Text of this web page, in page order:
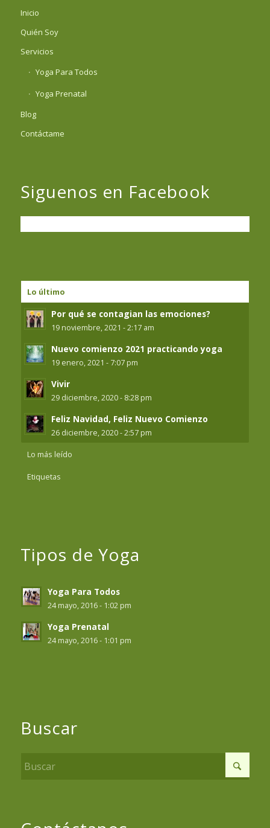
Inicio
Quién Soy
Servicios
Yoga Para Todos
Yoga Prenatal
Blog
Contáctame
Siguenos en Facebook
Lo último
Por qué se contagian las emociones?
19 noviembre, 2021 - 2:17 am
Nuevo comienzo 2021 practicando yoga
19 enero, 2021 - 7:07 pm
Vivir
29 diciembre, 2020 - 8:28 pm
Feliz Navidad, Feliz Nuevo Comienzo
26 diciembre, 2020 - 2:57 pm
Lo más leído
Etiquetas
Tipos de Yoga
Yoga Para Todos
24 mayo, 2016 - 1:02 pm
Yoga Prenatal
24 mayo, 2016 - 1:01 pm
Buscar